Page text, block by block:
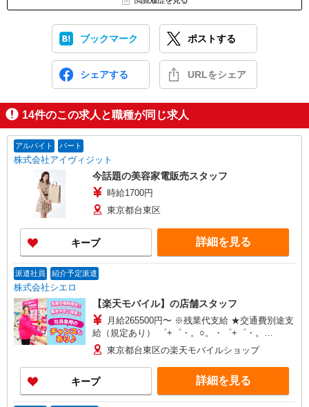
ブックマーク ポストする
シェアする URLをシェア
14件のこの求人と職種が同じ求人
アルバイト パート
株式会社アイヴィジット
今話題の美容家電販売スタッフ
時給1700円
東京都台東区
キープ 詳細を見る
派遣社員 紹介予定派遣
株式会社シエロ
【楽天モバイル】の店舗スタッフ
月給265500円〜 ※残業代支給 ★交通費別途支
給（規定あり） ゜+゜・。○。・゜+゜・。
○。・゜+゜ 入社祝い金10万円支給(規定有) お友達
を紹介頂くと, インセンティブ支給(規定有) ゜・。
○。・゜+゜・。○。・゜+゜
東京都台東区の楽天モバイルショップ
キープ 詳細を見る